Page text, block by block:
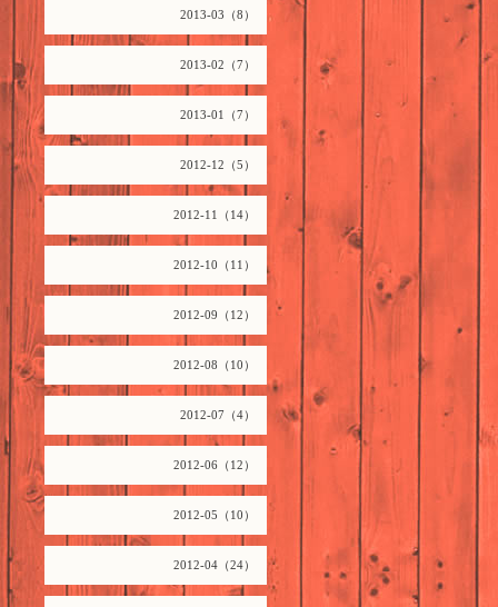
2013-03（8）
2013-02（7）
2013-01（7）
2012-12（5）
2012-11（14）
2012-10（11）
2012-09（12）
2012-08（10）
2012-07（4）
2012-06（12）
2012-05（10）
2012-04（24）